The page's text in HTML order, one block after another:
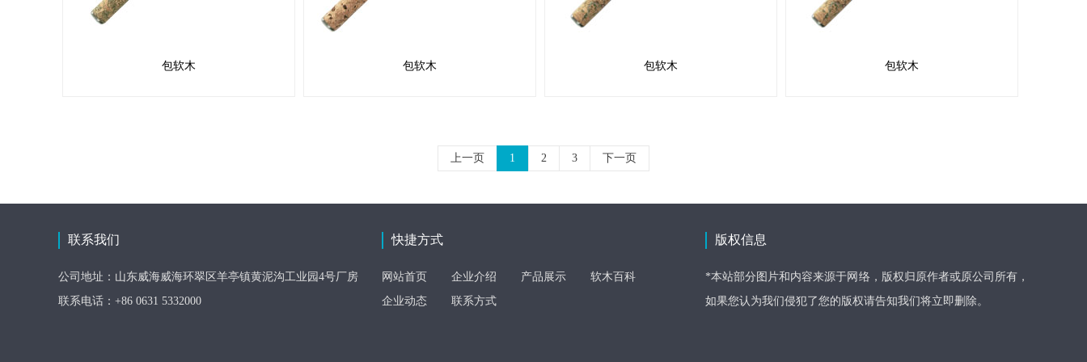
包软木 包软木 包软木 包软木
上一页 1 2 3 下一页
联系我们
公司地址：山东威海威海环翠区羊亭镇黄泥沟工业园4号厂房
联系电话：+86 0631 5332000
快捷方式
网站首页 企业介绍 产品展示
软木百科
企业动态
联系方式
版权信息
*本站部分图片和内容来源于网络，版权归原作者或原公司所有，
如果您认为我们侵犯了您的版权请告知我们将立即删除。